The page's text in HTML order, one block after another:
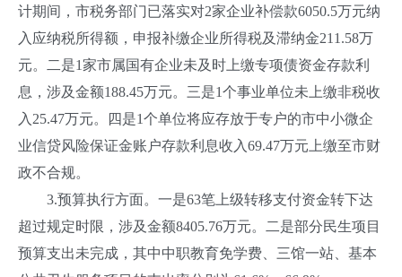
计期间，市税务部门已落实对2家企业补偿款6050.5万元纳
入应纳税所得额，申报补缴企业所得税及滞纳金211.58万
元。二是1家市属国有企业未及时上缴专项债资金存款利
息，涉及金额188.45万元。三是1个事业单位未上缴非税收
入25.47万元。四是1个单位将应存放于专户的市中小微企
业信贷风险保证金账户存款利息收入69.47万元上缴至市财
政不合规。
3.预算执行方面。一是63笔上级转移支付资金转下达
超过规定时限，涉及金额8405.76万元。二是部分民生项目
预算支出未完成，其中中职教育免学费、三馆一站、基本